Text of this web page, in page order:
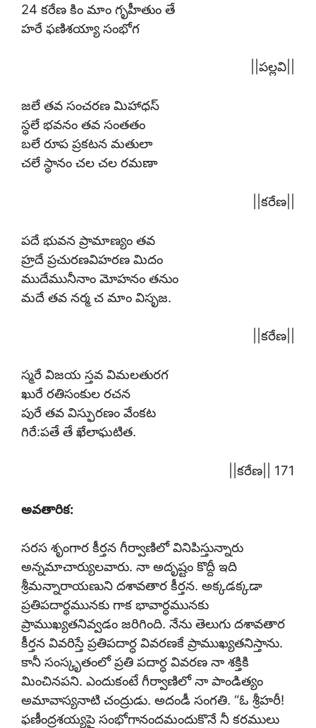
24 కరేణ కిం మాం గృహీతుం తే
హరే ఫణిశయ్యా సంభోగ
||పల్లవి||
జలే తవ సంచరణ మిహాధస్
స్థలే భవనం తవ సంతతం
బలే రూప ప్రకటన మతులా
చలే స్థానం చల చల రమణా
||కరేణ||
పదే భువన ప్రామాణ్యం తవ
హ్రదే ప్రచురణవిహరణ మిదం
ముదేమునీనాం మోహనం తనుం
మదే తవ నర్మ చ మాం విసృజ.
||కరేణ||
స్మరే విజయ స్తవ విమలతురగ
ఖురే రతిసంకుల రచన
పురే తవ విస్ఫురణం వేంకట
గిరే:పతే తే ఖేలాఘటిత.
||కరేణ|| 171
అవతారిక:
సరస శృంగార కీర్తన గీర్వాణిలో వినిపిస్తున్నారు
అన్నమాచార్యులవారు. నా అదృష్టం కొద్దీ ఇది
శ్రీమన్నారాయణుని దశావతార కీర్తన. అక్కడక్కడా
ప్రతిపదార్థమునకు గాక భావార్ధమునకు
ప్రాముఖ్యతనివ్వడం జరిగింది. నేను తెలుగు దశావతార
కీర్తన వివరిస్తే ప్రతిపదార్ధ వివరణకే ప్రాముఖ్యతనిస్తాను.
కానీ సంస్కృతంలో ప్రతి పదార్ధ వివరణ నా శక్తికి
మించినపని. ఎందుకంటే గీర్వాణిలో నా పాండిత్యం
అమావాస్యనాటి చంద్రుడు. అదండీ సంగతి. “ఓ శ్రీహరీ!
ఫణీంద్రశయ్యపై సంభోగానందమందుకొనే నీ కరములు